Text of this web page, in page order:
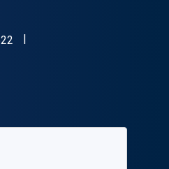
"ISBN-13 9780874172522"